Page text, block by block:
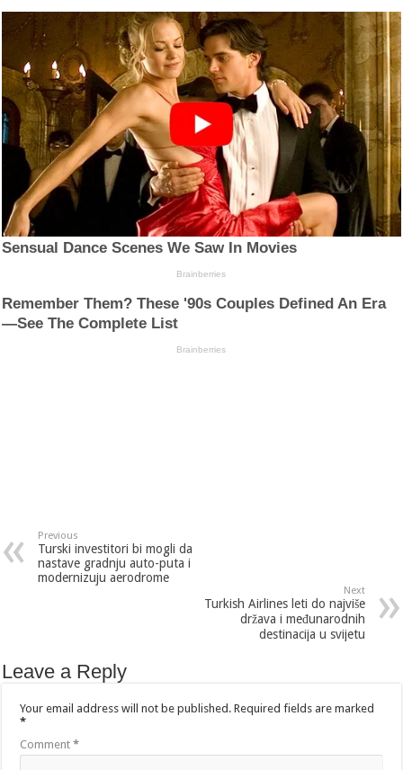
Previous
Turski investitori bi mogli da
nastave gradnju auto-puta i
modernizuju aerodrome
Next
Turkish Airlines leti do najviše
država i međunarodnih
destinacija u svijetu
Leave a Reply
Your email address will not be published. Required fields are marked
*
Comment*